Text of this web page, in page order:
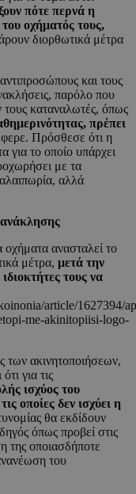
πότε περνά η
οχήματός τους,
διορθωτικά μέτρα
και τους
παρόλο που
τους καταναλωτές, όπως
πρέπει
Πρόσθεσε ότι η
για το οποίο υπάρχει
με τα
αλλά
ανασταλεί το
μέτρα, μετά την
τους να
article/1627394/
me-akinitopiisi-logo-
των ακινητοποιήσεων,
για τις
ισχύος του
οποίες δεν ισχύει η
θα εκδίδουν
όπως προβεί στις
της οποιασδήποτε
του